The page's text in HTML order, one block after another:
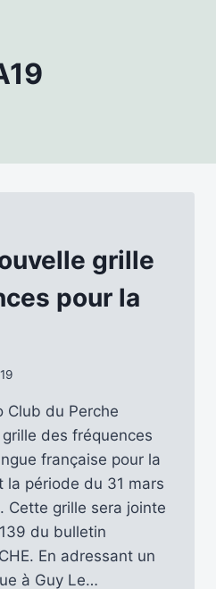
grille
pour la
Club du Perche
des fréquences
française pour la
la période du 31 mars
Cette grille sera jointe
du bulletin
En adressant un
à Guy Le…